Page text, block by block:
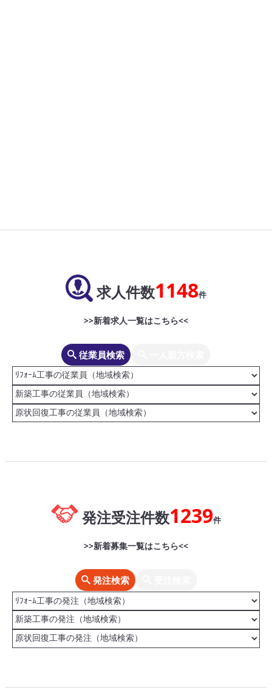
求人件数1148件
>>新着求人一覧はこちら<<
従業員検索
発注受注件数1239件
>>新着募集一覧はこちら<<
発注検索